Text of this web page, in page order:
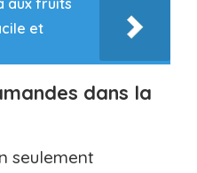
et
dans la
seulement